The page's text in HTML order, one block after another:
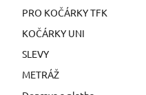
PRO KOČÁRKY TFK
KOČÁRKY UNI
SLEVY
METRÁŽ